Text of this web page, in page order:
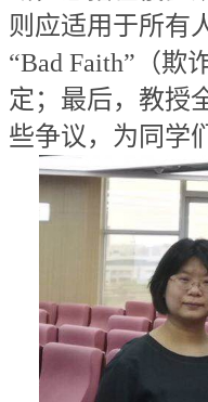
则应适用于所有
“Bad Faith”（欺
定；最后，教授
些争议，为同学